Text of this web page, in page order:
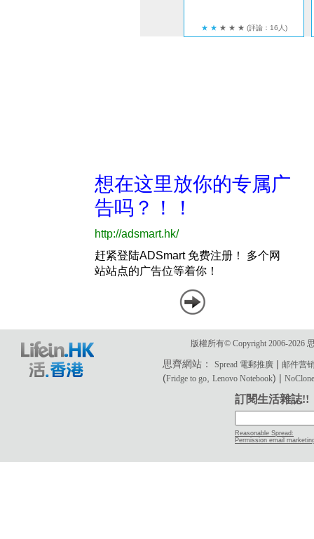
★ ★ ★ ★ ★ (評論：16人)
版權所有© Copyright 2006-2026
思齊網站：Spread 電郵推廣 |邮件营
(Fridge to go ,Lenovo Notebook) |